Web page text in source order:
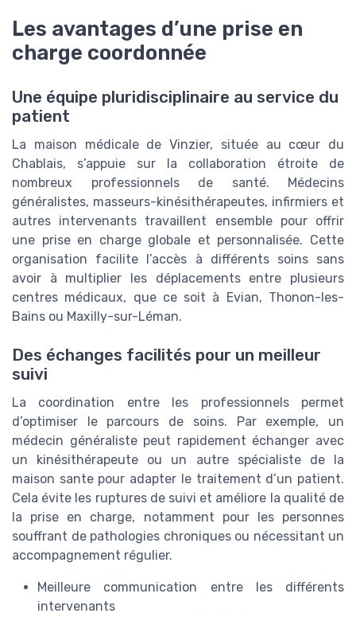
Les avantages d’une prise en
charge coordonnée
Une équipe pluridisciplinaire au service du
patient
La maison médicale de Vinzier, située au cœur du
Chablais, s’appuie sur la collaboration étroite de
nombreux professionnels de santé. Médecins
généralistes, masseurs-kinésithérapeutes, infirmiers et
autres intervenants travaillent ensemble pour offrir
une prise en charge globale et personnalisée. Cette
organisation facilite l’accès à différents soins sans
avoir à multiplier les déplacements entre plusieurs
centres médicaux, que ce soit à Evian, Thonon-les-
Bains ou Maxilly-sur-Léman.
Des échanges facilités pour un meilleur
suivi
La coordination entre les professionnels permet
d’optimiser le parcours de soins. Par exemple, un
médecin généraliste peut rapidement échanger avec
un kinésithérapeute ou un autre spécialiste de la
maison sante pour adapter le traitement d’un patient.
Cela évite les ruptures de suivi et améliore la qualité de
la prise en charge, notamment pour les personnes
souffrant de pathologies chroniques ou nécessitant un
accompagnement régulier.
Meilleure communication entre les différents
intervenants